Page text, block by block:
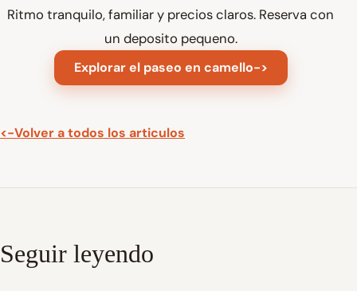
Ritmo tranquilo, familiar y precios claros. Reserva con
un deposito pequeno.
Explorar el paseo en camello->
<-Volver a todos los articulos
Seguir leyendo